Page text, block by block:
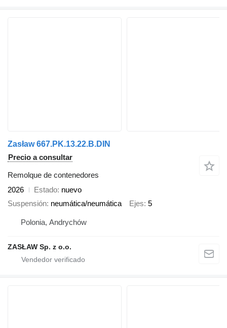
Zasław 667.PK.13.22.B.DIN
Precio a consultar
Remolque de contenedores
2026
Estado nuevo
Suspensión neumática/neumática Ejes 5
Polonia, Andrychów
ZASŁAW Sp. z o.o.